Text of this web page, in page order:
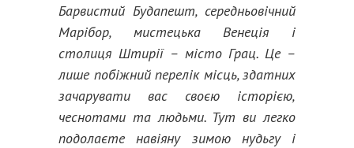
Барвистий Будапешт, середньовічний
Марібор, мистецька Венеція і
столиця Штирії – місто Грац. Це –
лише побіжний перелік місць, здатних
зачарувати вас своєю історією,
чеснотами та людьми. Тут ви легко
подолаєте навіяну зимою нудьгу і